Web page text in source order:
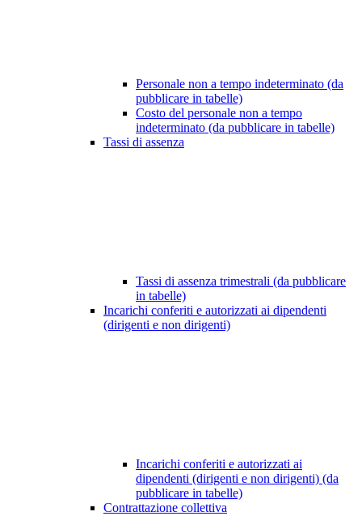
Personale non a tempo indeterminato (da
pubblicare in tabelle)
Costo del personale non a tempo
indeterminato (da pubblicare in tabelle)
Tassi di assenza
Tassi di assenza trimestrali (da pubblicare
in tabelle)
Incarichi conferiti e autorizzati ai dipendenti
(dirigenti e non dirigenti)
Incarichi conferiti e autorizzati ai
dipendenti (dirigenti e non dirigenti) (da
pubblicare in tabelle)
Contrattazione collettiva